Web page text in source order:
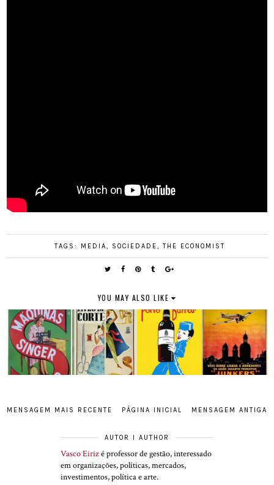
TAGS: MEDIA, SOCIEDADE, THE ECONOMIST
YOU MAY ALSO LIKE
MENSAGEM MAIS RECENTE MENSAGEM ANTIGA
PÁGINA INICIAL
AUTOR I AUTHOR
Vasco Eirizé professor de gestão, interessado
em organizações, políticas, mercados,
investimentos, política e arte.